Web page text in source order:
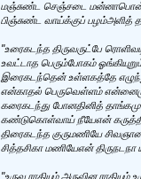
மஞ்சுண்ட செஞ்சடை
பிஞ்சுண்ட வாய்க்குப் பழம்அளித்
"உரைகடந்த திருவருட்பே
உவட்டாத பெரும்போகம்
இரைகடந்தென் உள்ளகத்தே
என்காதல் பெருவெள்ளம்
கரைகடந்து போனதினித்
கண்டுகொள்வாய் நீயேஎன்
திரைகடந்த குருமணியே
சித்தசிகா மணியேஎன்
"உருவ ராகியும் அருவின ராகியும்